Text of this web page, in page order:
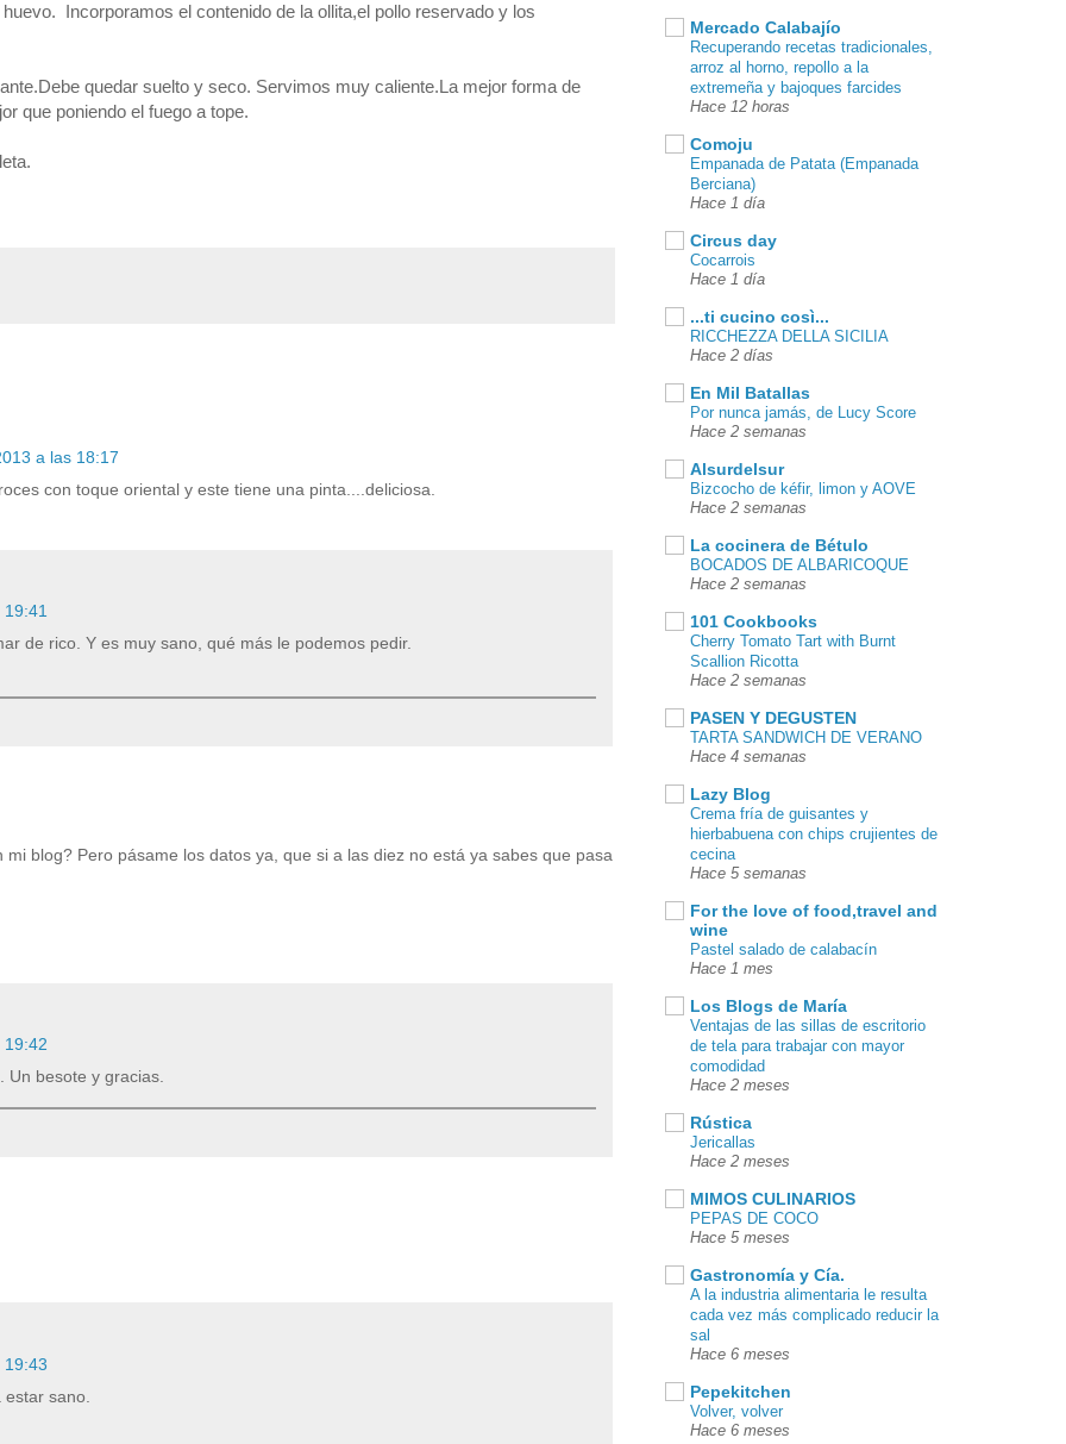
Incorporamos el contenido de la ollita,el pollo reservado y los
quedar suelto y seco. Servimos muy caliente.La mejor forma de
que poniendo el fuego a tope.
a las 18:17
con toque oriental y este tiene una pinta....deliciosa.
de rico. Y es muy sano, qué más le podemos pedir.
blog? Pero pásame los datos ya, que si a las diez no está ya sabes que pasa
19:42
besote y gracias.
19:43
sano.
Mercado Calabajío
Recuperando recetas tradicionales,
arroz al horno, repollo a la
extremeña y bajoques farcides
Hace 12 horas
Comoju
Empanada de Patata (Empanada
Berciana)
Hace 1 día
Circus day
Cocarrois
Hace 1 día
...ti cucino così...
RICCHEZZA DELLA SICILIA
Hace 2 días
En Mil Batallas
Por nunca jamás, de Lucy Score
Hace 2 semanas
Alsurdelsur
Bizcocho de kéfir, limon y AOVE
Hace 2 semanas
La cocinera de Bétulo
BOCADOS DE ALBARICOQUE
Hace 2 semanas
101 Cookbooks
Cherry Tomato Tart with Burnt
Scallion Ricotta
Hace 2 semanas
PASEN Y DEGUSTEN
TARTA SANDWICH DE VERANO
Hace 4 semanas
Lazy Blog
Crema fría de guisantes y
hierbabuena con chips crujientes de
cecina
Hace 5 semanas
For the love of food,travel and
wine
Pastel salado de calabacín
Hace 1 mes
Los Blogs de María
Ventajas de las sillas de escritorio
de tela para trabajar con mayor
comodidad
Hace 2 meses
Rústica
Jericallas
Hace 2 meses
MIMOS CULINARIOS
PEPAS DE COCO
Hace 5 meses
Gastronomía y Cía.
A la industria alimentaria le resulta
cada vez más complicado reducir la
sal
Hace 6 meses
Pepekitchen
Volver, volver
Hace 6 meses